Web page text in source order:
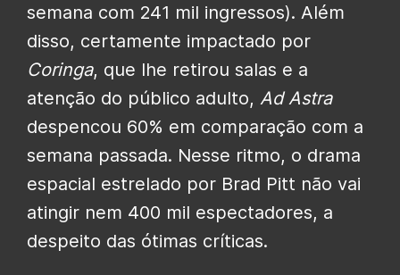
semana com 241 mil ingressos). Além
disso, certamente impactado por
Coringa, que lhe retirou salas e a
atenção do público adulto, Ad Astra
despencou 60% em comparação com a
semana passada. Nesse ritmo, o drama
espacial estrelado por Brad Pitt não vai
atingir nem 400 mil espectadores, a
despeito das ótimas críticas.